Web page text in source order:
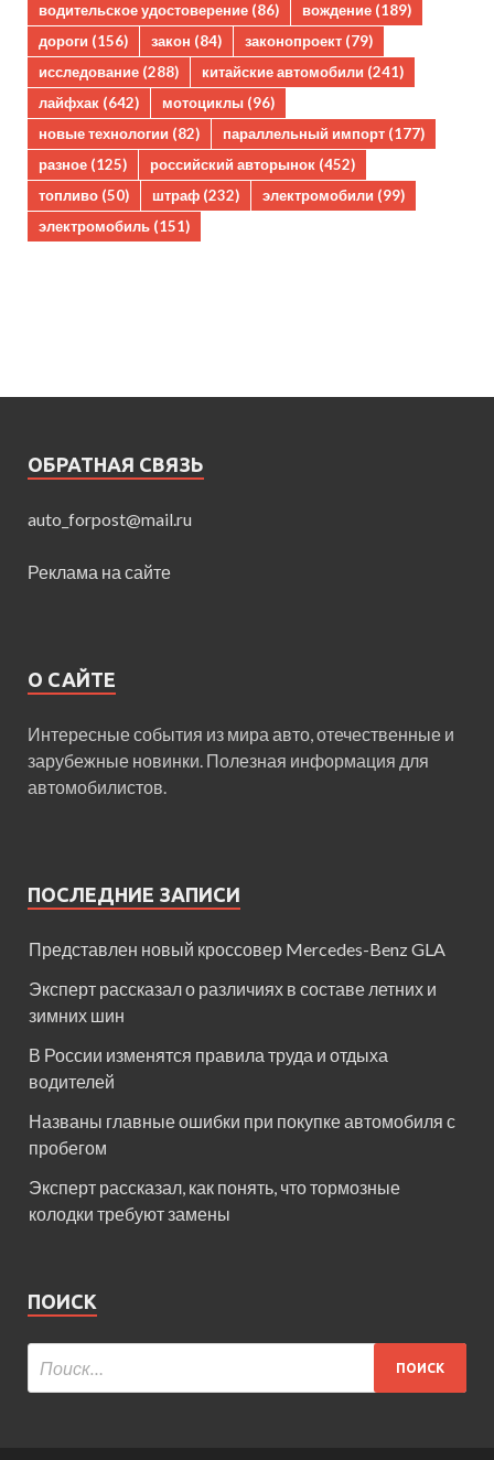
водительское удостоверение (86) вождение (189)
дороги (156) закон (84) законопроект (79)
исследование (288) китайские автомобили (241)
лайфхак (642) мотоциклы (96)
новые технологии (82) параллельный импорт (177)
разное (125) российский авторынок (452)
топливо (50) штраф (232) электромобили (99)
электромобиль (151)
ОБРАТНАЯ СВЯЗЬ
auto_forpost@mail.ru
Реклама на сайте
О САЙТЕ
Интересные события из мира авто, отечественные и
зарубежные новинки. Полезная информация для
автомобилистов.
ПОСЛЕДНИЕ ЗАПИСИ
Представлен новый кроссовер Mercedes-Benz GLA
Эксперт рассказал о различиях в составе летних и
зимних шин
В России изменятся правила труда и отдыха
водителей
Названы главные ошибки при покупке автомобиля с
пробегом
Эксперт рассказал, как понять, что тормозные
колодки требуют замены
ПОИСК